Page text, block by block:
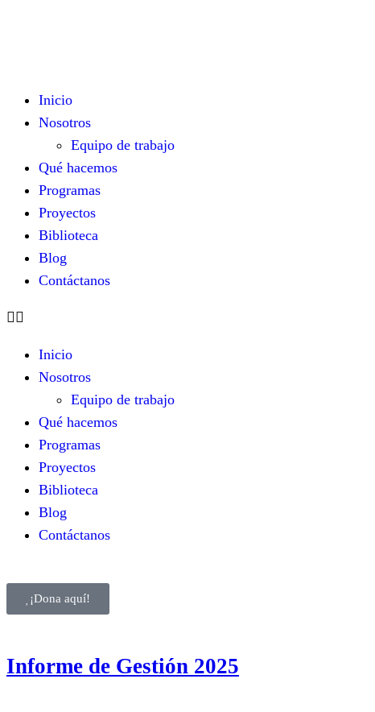
Inicio
Nosotros
Equipo de trabajo
Qué hacemos
Programas
Proyectos
Biblioteca
Blog
Contáctanos
Inicio
Nosotros
Equipo de trabajo
Qué hacemos
Programas
Proyectos
Biblioteca
Blog
Contáctanos
¡Dona aquí!
Informe de Gestión 2025